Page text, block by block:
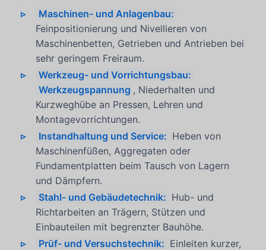
Maschinen- und Anlagenbau:
Feinpositionierung und Nivellieren von
Maschinenbetten, Getrieben und Antrieben bei
sehr geringem Freiraum.
Werkzeug- und Vorrichtungsbau:
Werkzeugspannung , Niederhalten und
Kurzweghübe an Pressen, Lehren und
Montagevorrichtungen.
Instandhaltung und Service: Heben von
Maschinenfüßen, Aggregaten oder
Fundamentplatten beim Tausch von Lagern
und Dämpfern.
Stahl- und Gebäudetechnik: Hub- und
Richtarbeiten an Trägern, Stützen und
Einbauteilen mit begrenzter Bauhöhe.
Prüf- und Versuchstechnik: Einleiten kurzer,